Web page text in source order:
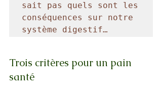
sait pas quels sont les
conséquences sur notre
Trois critères pour un pain
santé